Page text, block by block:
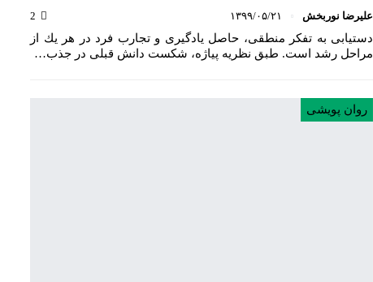
علیرضا نوربخش ۱۳۹۹/۰۵/۲۱
دستیابی به تفكر منطقی، حاصل یادگیری و تجارب فرد در هر یك از
مراحل رشد است. طبق نظریه پیاژه، شکست دانش قبلی در جذب…
روان پویشی